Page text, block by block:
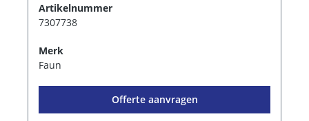
Artikelnummer
7307738
Merk
Faun
Offerte aanvragen